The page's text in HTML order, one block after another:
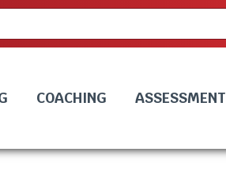
COACHING ASSESSMENT